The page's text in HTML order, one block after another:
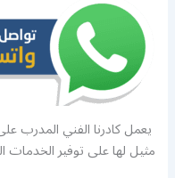
يعمل كادرنا الفني المدرب
مثيل لها على توفير الخدمات